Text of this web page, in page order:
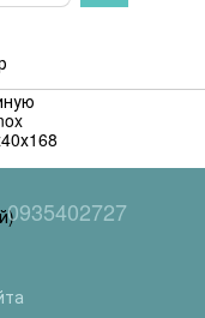
0935402727